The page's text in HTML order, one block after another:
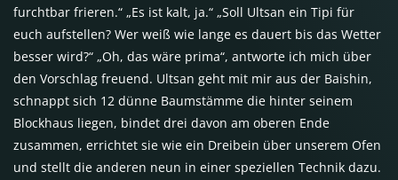
furchtbar frieren.“ „Es ist kalt, ja.“ „Soll Ultsan ein Tipi für
euch aufstellen? Wer weiß wie lange es dauert bis das Wetter
besser wird?“ „Oh, das wäre prima“, antworte ich mich über
den Vorschlag freuend. Ultsan geht mit mir aus der Baishin,
schnappt sich 12 dünne Baumstämme die hinter seinem
Blockhaus liegen, bindet drei davon am oberen Ende
zusammen, errichtet sie wie ein Dreibein über unserem Ofen
und stellt die anderen neun in einer speziellen Technik dazu.